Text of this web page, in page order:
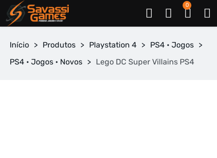
0
Início > Produtos > Playstation 4 > PS4 • Jogos >
PS4 • Jogos • Novos > Lego DC Super Villains PS4